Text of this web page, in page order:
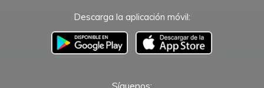
Descarga la aplicación móvil:
–
Síguenos: